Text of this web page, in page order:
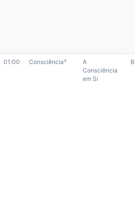
01:00 Consciência³
A
Consciência
em Si